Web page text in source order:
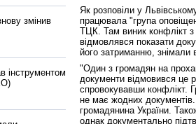
змінив
інструментом
Як розповіли у
працювала "група
ТЦК. Там виник конфлікт з
відмовлявся показати
його затриманню, знімали
"Один з громадян на
документи відмовився це
спровокувавши конфлікт.
не має жодних документів.
громадянина України.
однак документально